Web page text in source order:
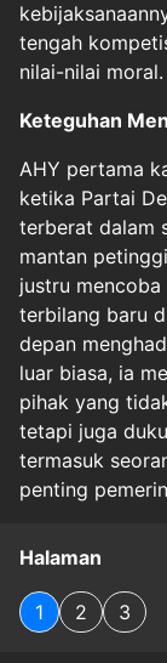
tengah
nilai-nilai moral.
Keteguhan
AHY pertama
ketika Partai
terberat dalam
mantan
justru
terbilang baru
depan
luar biasa, ia
pihak yang
tetapi juga
termasuk
penting
Halaman
1 2 3